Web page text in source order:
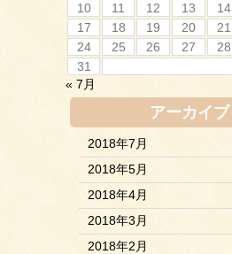
10
11 12 13 14
17
18 19 20 21
24
25 26 27 28
31
« 7月
アーカイブ
2018年7月
2018年5月
2018年4月
2018年3月
2018年2月